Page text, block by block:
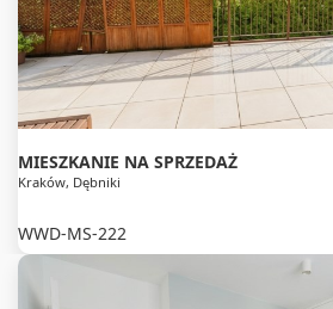
MIESZKANIE NA SPRZEDAŻ
Kraków, Dębniki
WWD-MS-222